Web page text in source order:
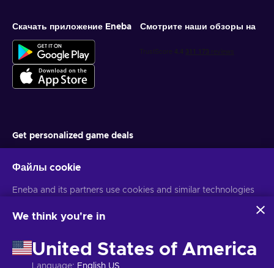
Скачать приложение Eneba Смотрите наши обзоры на
Get personalized game deals
information
Файлы cookie
Eneba and its partners use cookies and similar technologies
website. We use this information to enhance content,
may also be used for ads personalization.
By clicking 'Accept all', you consent to the use of these
technologies by Eneba and its partners. You can adjust your
We think you're in
United States of America
Language: English US